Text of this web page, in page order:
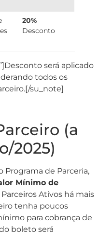
20%
Desconto
será aplicado
todos os
su_note]
(a
2025)
Programa de Parceria,
Mínimo de
Parceiros Ativos há mais
tenha poucos
para cobrança de
boleto será